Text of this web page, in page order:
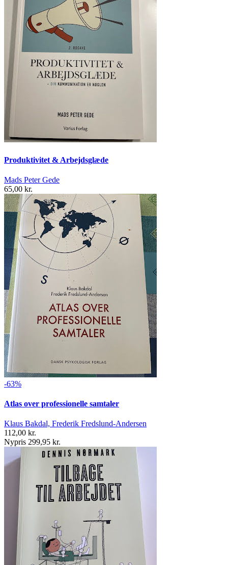
Produktivitet & Arbejdsglæde
Mads Peter Gede
65,00 kr.
-63%
Atlas over professionelle samtaler
Klaus Bakdal, Frederik Fredslund-Andersen
112,00 kr.
Nypris 299,95 kr.